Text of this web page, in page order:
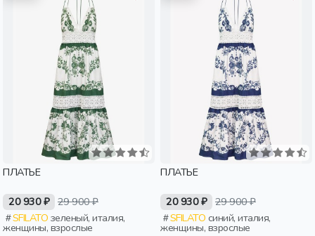
ПЛАТЬЕ
20 930 ₽ 29 900 ₽
SFILATO
женщины, взрослые
ПЛАТЬЕ
20 930 ₽ 29 900 ₽
SFILATO
женщины, взрослые